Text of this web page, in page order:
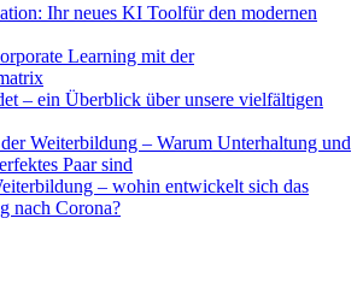
Ihr neues KI Toolfür den modernen
Learning mit der
– ein Überblick über unsere vielfältigen
Weiterbildung – Warum Unterhaltung und
Paar sind
– wohin entwickelt sich das
nach Corona?